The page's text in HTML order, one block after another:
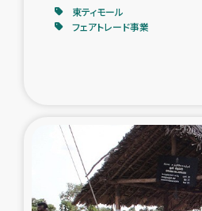
レバノンでのシリア難民・レ
石巻市街地在宅
復興応援隊
東ティモール
フェアトレード事業